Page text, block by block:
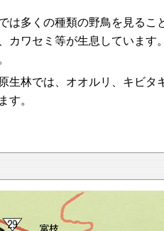
多くの種類の野鳥を見るこ
カワセミ等が生息しています
林では、オオルリ、キビタ
す。